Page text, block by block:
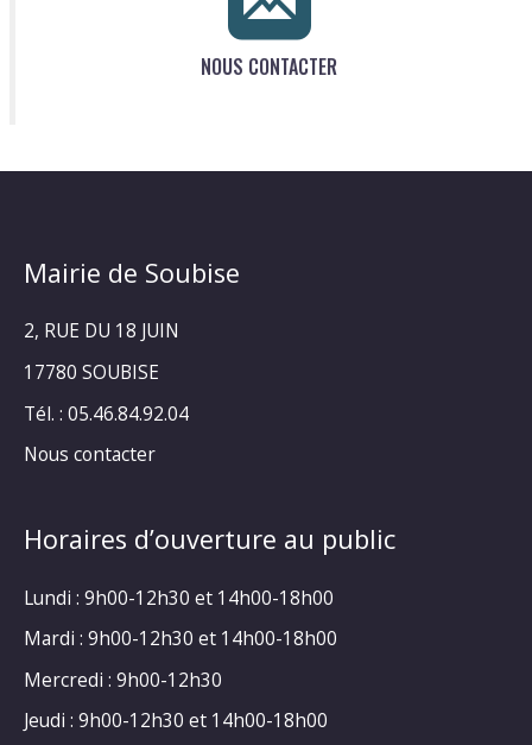
NOUS CONTACTER
Mairie de Soubise
2, RUE DU 18 JUIN
17780 SOUBISE
Tél. : 05.46.84.92.04
Nous contacter
Horaires d’ouverture au public
Lundi : 9h00-12h30 et 14h00-18h00
Mardi : 9h00-12h30 et 14h00-18h00
Mercredi : 9h00-12h30
Jeudi : 9h00-12h30 et 14h00-18h00